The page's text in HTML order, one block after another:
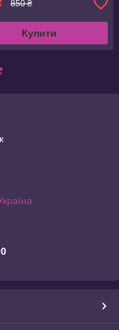
850 ₴
Купити